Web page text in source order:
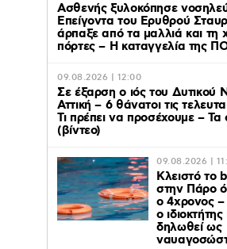
Ασθενής ξυλοκόπησε
Επείγοντα του Ερυθρού
άρπαξε από τα μαλλιά και τη
πόρτες – Η καταγγελία της
09.08.2026 | 12:00
Σε έξαρση ο ιός του Δυτικού
Αττική – 6 θάνατοι τις
Τι πρέπει να προσέχουμε –
(βίντεο)
09.08.2026 |
Κλειστό το
στην Πάρο
ο 4χρονος –
ο
δηλωθεί ως